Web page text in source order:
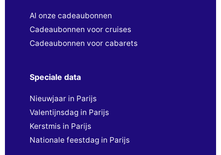
Al onze cadeaubonnen
Cadeaubonnen voor cruises
Cadeaubonnen voor cabarets
Speciale data
Nieuwjaar in Parijs
Valentijnsdag in Parijs
Kerstmis in Parijs
Nationale feestdag in Parijs